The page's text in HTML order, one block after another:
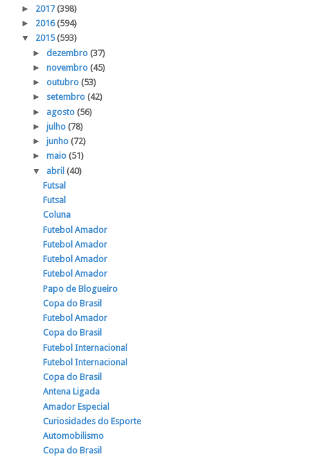
► 2017(398)
► 2016(594)
▼ 2015(593)
► dezembro (37)
► novembro (45)
► outubro (53)
► setembro (42)
► agosto (56)
► julho (78)
► junho (72)
► maio (51)
▼ abril (40)
Futsal
Futsal
Coluna
Futebol Amador
Futebol Amador
Futebol Amador
Futebol Amador
Papo de Blogueiro
Copa do Brasil
Futebol Amador
Copa do Brasil
Futebol Internacional
Futebol Internacional
Copa do Brasil
Antena Ligada
Amador Especial
Curiosidades do Esporte
Automobilismo
Copa do Brasil